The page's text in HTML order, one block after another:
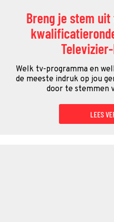
Breng je stem
Welk tv-programma en
de meeste indruk op jou
door te stemmen
LEES